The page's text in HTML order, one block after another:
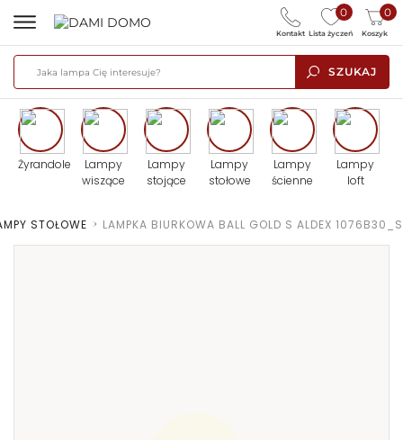
SZUKAJ
0
Lista życzeń
0
Koszyk
Kontakt
Żyrandole
Lampy
wiszące
Lampy
stojące
Lampy
stołowe
Lampy
ścienne
Lampy
loft
STOŁOWE > LAMPKA BIURKOWA BALL GOLD S ALDEX 1076B30_S